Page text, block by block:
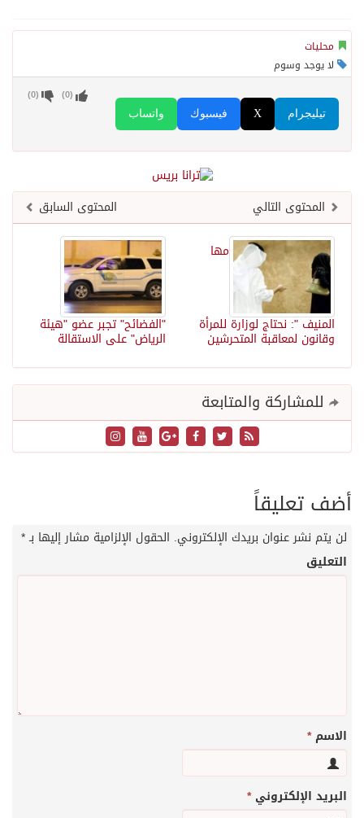
محليات
لا يوجد وسوم
واتساب فيسبوك X تيليجرام
(
0
) (
0
)
المحتوى السابق المحتوى التالي
"الفضائح" تجبر عضو "هيئة
الرياض" على الاستقالة
مها
المنيف ": نحتاج لوزارة للمرأة
وقانون لمعاقبة المتحرشين
للمشاركة والمتابعة
أضف تعليقاً
لن يتم نشر عنوان بريدك الإلكتروني. الحقول الإلزامية مشار إليها بـ*
التعليق
الاسم*
البريد الإلكتروني*